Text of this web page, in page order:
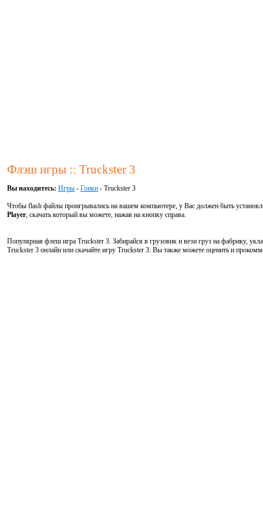
Флэш игры :: Truckster 3
Вы находитесь: Игры - Гонки - Truckster 3
Чтобы flash файлы проигрывались на вашем компьютере, у Вас должен быть
Player, скачать который вы можете, нажав на кнопку справа.
Популярная флеш игра Truckster 3. Забирайся в грузовик и вези груз на фабрику,
Truckster 3 онлайн или скачайте игру Truckster 3. Вы также можете оценить и